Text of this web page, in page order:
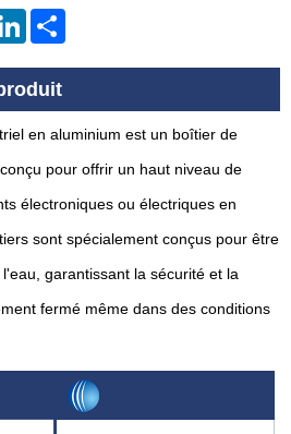
LinkedIn
en aluminium est un boîtier de
pour offrir un haut niveau de
électroniques ou électriques en
sont spécialement conçus pour être
garantissant la sécurité et la
fermé même dans des conditions